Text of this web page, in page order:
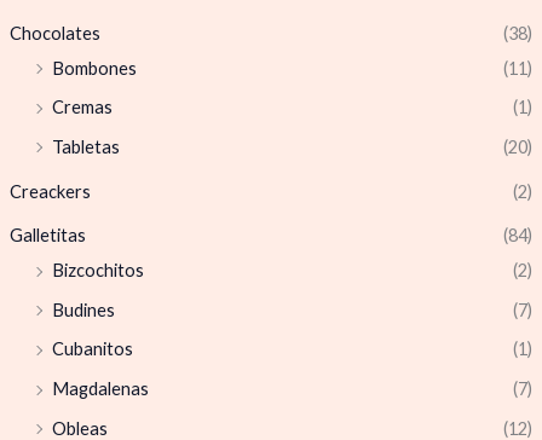
Chocolates
(38)
Bombones
(11)
Cremas
(1)
Tabletas
(20)
Creackers (2)
Galletitas
(84)
Bizcochitos
(2)
Budines
(7)
Cubanitos
(1)
Magdalenas
(7)
Obleas
(12)